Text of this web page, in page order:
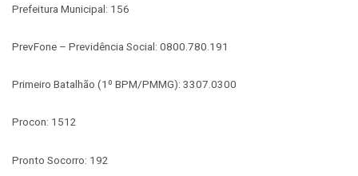
Prefeitura Municipal: 156
PrevFone – Previdência Social: 0800.780.191
Primeiro Batalhão (1º BPM/PMMG): 3307.0300
Procon: 1512
Pronto Socorro: 192